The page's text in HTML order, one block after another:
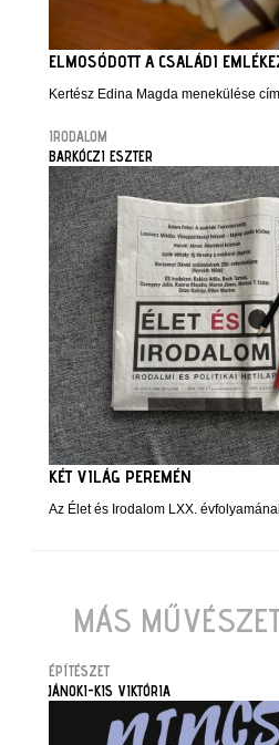
ELMOSÓDOTT A CSALÁDI
Kertész Edina Magda menekülése
IRODALOM
BARKÓCZI ESZTER
KÉT VILÁG PEREMÉN
Az Élet és Irodalom LXX.
MÁS
ÉPÍTÉSZET
JÁNOKI-KIS VIKTÓRIA